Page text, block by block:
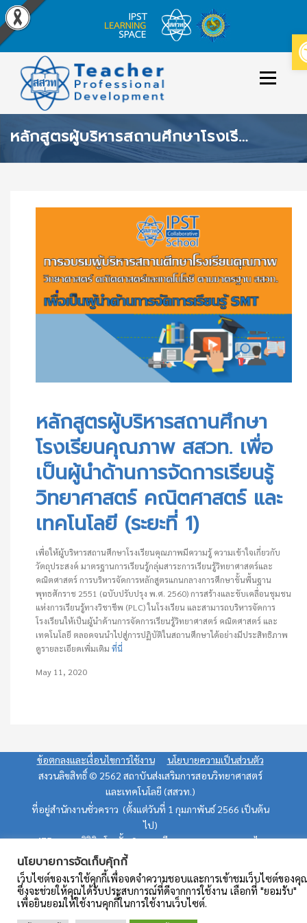
content
Menu
ข่าวประกาศ หลักสูตร/รายวิชาที่เปิดสอน
เข้าสู่ระบบ/สมัครสมาชิก
หลักสูตรผู้บริหารสถานศึกษาโรงเรียนคุณภาพ สสวท. เพื่อเป็นผู้นำด้านการจัดการเรียนรู้วิทยาศาสตร์ คณิตศาสตร์ และเทคโนโลยี (ระยะที่ 1)
หลักสูตรผู้บริหารสถานศึกษา
โรงเรียนคุณภาพ สสวท. เพื่อ
เป็นผู้นำด้านการจัดการเรียนรู้
วิทยาศาสตร์ คณิตศาสตร์ และ
เทคโนโลยี (ระยะที่ 1)
เพื่อให้ผู้บริหารสถานศึกษาโรงเรียนคุณภาพมีความรู้ ความเข้าใจเกี่ยวกับ
วัตถุประสงค์ มาตรฐานการเรียนรู้กลุ่มสาระการเรียนรู้วิทยาศาสตร์และ
คณิตศาสตร์ การบริหารจัดการหลักสูตรแกนกลางการศึกษาขั้นพื้นฐาน
พุทธศักราช 2551 (ฉบับปรับปรุง พ.ศ. 2560) การสร้างและขับเคลื่อนชุมชน
แห่งการเรียนรู้ทางวิชาชีพ (PLC) ในโรงเรียน และสามารถบริหารจัดการ
โรงเรียนให้เป็นผู้นำด้านการจัดการเรียนรู้วิทยาศาสตร์ คณิตศาสตร์ และ
เทคโนโลยี ตลอดจนนำไปสู่การปฏิบัติในสถานศึกษาได้อย่างมีประสิทธิภาพ
ดูรายละเอียดเพิ่มเติม ที่นี่
May 11, 2020
ข้อตกลงและเงื่อนไขการใช้งาน
นโยบายความเป็นส่วนตัว
สงวนลิขสิทธิ์ © 2562 สถาบันส่งเสริมการสอนวิทยาศาสตร์
และเทคโนโลยี (สสวท.)
ที่อยู่สำนักงานชั่วคราว (ตั้งแต่วันที่ 1 กุมภาพันธ์ 2566 เป็นต้น
ไป)
475 อาคารสิริภิญโญ ชั้น 9 ถนนศรีอยุธยา แขวงถนนพญาไท
เขตราชเทวี กรุงเทพฯ 10400
อีเมล: teacherpd@ipst.ac.th (บริการในวันเวลาราชการ)
นโยบายการจัดเก็บคุ้กกี้
เว็บไซต์ของเราใช้คุกกี้เพื่อจดจำความชอบและการเข้าชมเว็บไซต์ของคุ
ซึ่งจะช่วยให้คุณได้รับประสบการณ์ที่ดีจากการใช้งาน เลือกที่ "ยอมรับ"
เพื่อยินยอมให้ใช้งานคุกกี้ในการใช้งานเว็บไซต์.